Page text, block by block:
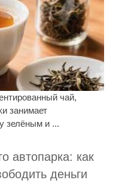
чай,
занимает
зелёным и ...
автопарка: как
деньги